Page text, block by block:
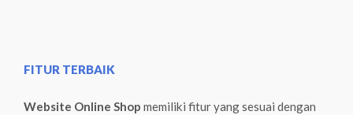
FITUR TERBAIK
Website Online Shop memiliki fitur yang sesuai dengan